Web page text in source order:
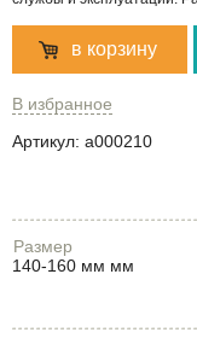
в корзину
В избранное
Артикул: a000210
Размер
140-160 мм мм